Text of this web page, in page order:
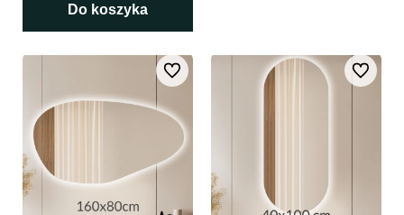
Do koszyka
Do ulubionych Do